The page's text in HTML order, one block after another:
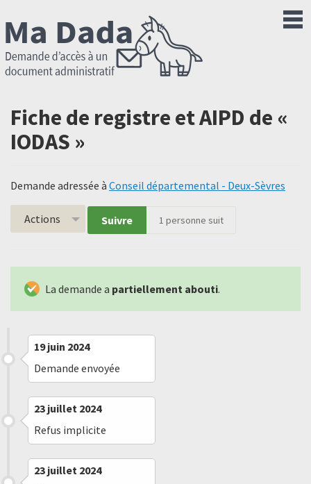
Fiche de registre et AIPD de «
IODAS »
Demande adressée à Conseil départemental - Deux-Sèvres
Actions Suivre 1 personne suit
La demande a partiellement abouti.
19 juin 2024
Demande envoyée
23 juillet 2024
Refus implicite
23 juillet 2024